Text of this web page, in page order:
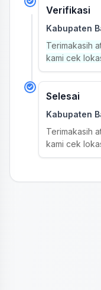
Verifikasi
Kabupaten
Terimakasih
kami cek
Selesai
Kabupaten
Terimakasih
kami cek